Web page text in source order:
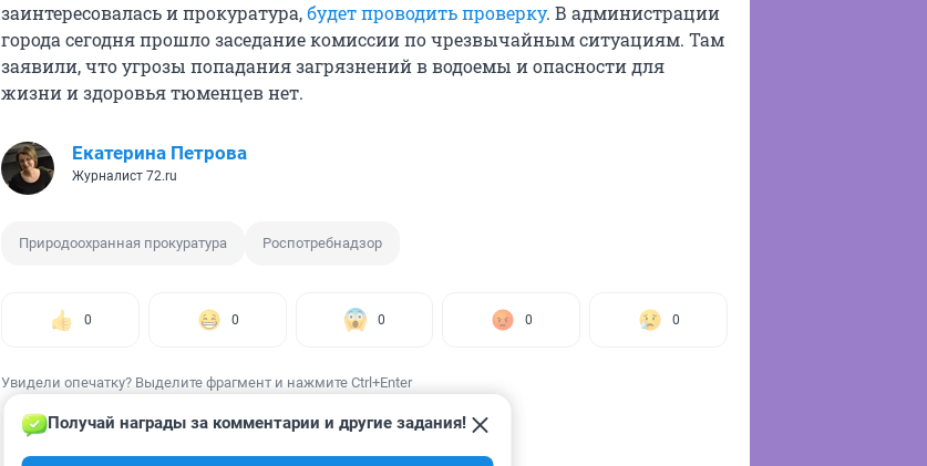
заинтересовалась и прокуратура,будет проводить проверку. В администрации
города сегодня прошло заседание комиссии по чрезвычайным ситуациям. Там
заявили, что угрозы попадания загрязнений в водоемы и опасности для
жизни и здоровья тюменцев нет.
Екатерина Петрова
Журналист 72.ru
Природоохранная прокуратура Роспотребнадзор
0 0 0 0 0
Увидели опечатку? Выделите фрагмент и нажмите Ctrl+Enter
Получай награды за комментарии и другие задания!